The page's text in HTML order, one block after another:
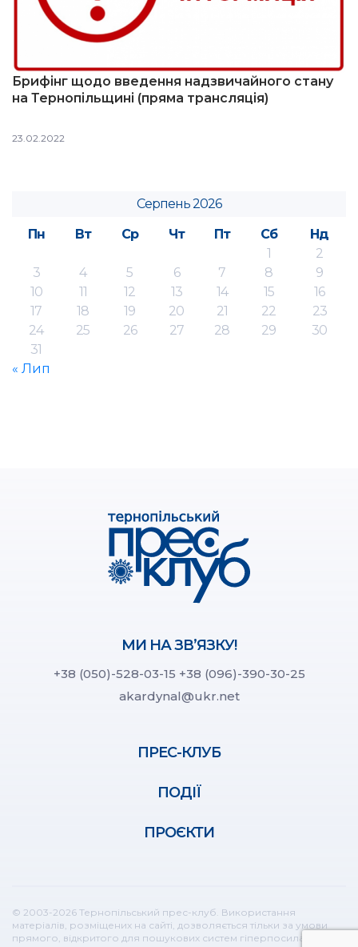
Брифінг щодо введення надзвичайного стану
на Тернопільщині (пряма трансляція)
23.02.2022
Серпень 2026
Пн
Вт Ср Чт Пт Сб
Нд
1
2
3
4 5 6 7 8
9
10
11 12 13 14 15
16
17
18 19 20 21 22
23
24
25 26 27 28 29
30
31
« Лип
МИ НА ЗВ’ЯЗКУ!
+38 (050)-528-03-15 +38 (096)-390-30-25
akardynal@ukr.net
ПРЕС-КЛУБ
ПОДІЇ
ПРОЄКТИ
© 2003-2026 Тернопільський прес-клуб. Використання
матеріалів, розміщених на сайті, дозволяється тільки за умови
прямого, відкритого для пошукових систем гіперпосилання